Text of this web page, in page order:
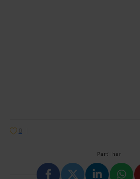
0
Partilhar